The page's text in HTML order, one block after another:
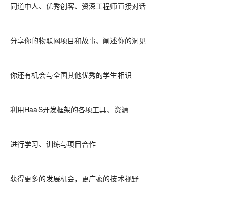
同道中人、优秀创客、资深工程师直接对话
分享你的物联网项目和故事、阐述你的洞见
你还有机会与全国其他优秀的学生相识
利用HaaS开发框架的各项工具、资源
进行学习、训练与项目合作
获得更多的发展机会，更广袤的技术视野